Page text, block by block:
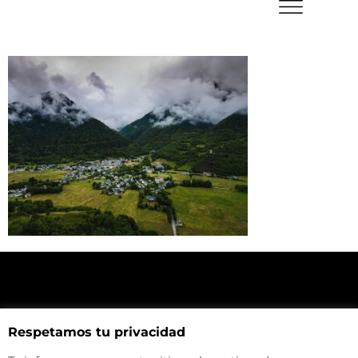
Haz click aquí y mira como llegar a la tienda
Respetamos tu privacidad